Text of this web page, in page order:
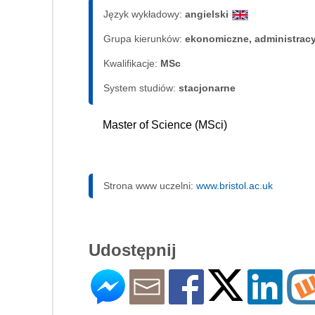
Język wykładowy: angielski
Grupa kierunków: ekonomiczne,
Kwalifikacje: MSc
System studiów: sta­cjo­nar­ne
Master of Science (MSci)
Strona www uczelni: www.bristol.ac.uk
Udostępnij